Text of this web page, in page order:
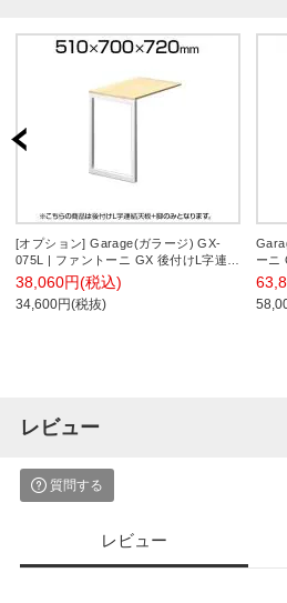
[オプション] Garage(ガラージ) GX-
075L | ファントーニ GX 後付けL字連結
天板+脚 デスク用 幅510×奥行700×高さ
720mm
38,060円(税込)
34,600円(税抜)
ーニ
パネ
レビュー
質問する
レビュー